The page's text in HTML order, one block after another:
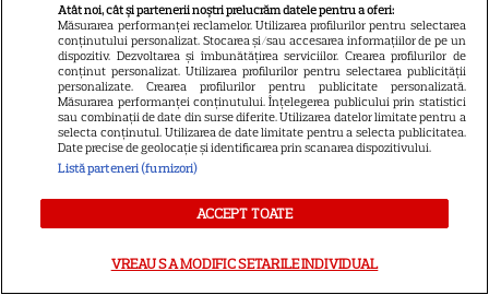
9
TELEVIZIUNE
Grila TV de toamnă 2026: toate
premierele confirmate la Pro
TV și Antena 1. Ce show-uri și
seriale revin din septembrie
Atât noi, cât și partenerii noștri prelucrăm datele pentru a oferi:
Măsurarea performanței reclamelor. Utilizarea profilurilor pentru selectarea
conținutului personalizat. Stocarea și/sau accesarea informațiilor de pe un
dispozitiv. Dezvoltarea și îmbunătățirea serviciilor. Crearea profilurilor de
conținut personalizat. Utilizarea profilurilor pentru selectarea publicității
personalizate. Crearea profilurilor pentru publicitate personalizată.
Măsurarea performanței conținutului. Înțelegerea publicului prin statistici
sau combinații de date din surse diferite. Utilizarea datelor limitate pentru a
selecta conținutul. Utilizarea de date limitate pentru a selecta publicitatea.
Date precise de geolocație și identificarea prin scanarea dispozitivului.
Listă parteneri (furnizori)
ACCEPT TOATE
VREAU SA MODIFIC SETARILE INDIVIDUAL